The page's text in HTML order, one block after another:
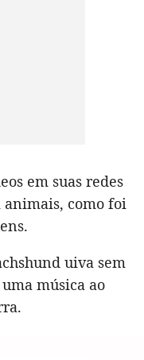
em suas redes
animais, como foi
uiva sem
música ao